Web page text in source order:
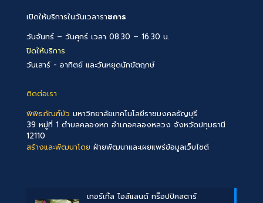
เปิดให้บริการในวันเวลาราชการ
วันจันทร์ – วันศุกร์ เวลา 08.30 – 16.30 น.
ปิดให้บริการ
วันเสาร์ - อาทิตย์ และวันหยุดนักขัตฤกษ์
ติดต่อเรา
พิพิธภัณฑ์บัว มหาวิทยาลัยเทคโนโลยีราชมงคลธัญบุรี
39 หมู่ที่ 1 ตำบลคลองหก อำเภอคลองหลวง จังหวัดปทุมธานี
12110
สร้างและพัฒนาโดย ฝ่ายพัฒนาและเผยแพร่ข้อมูลเว็บไซต์
เทอร์เทิ้ล ไอส์แลนด์ ทร๊อปปิคสตาร์